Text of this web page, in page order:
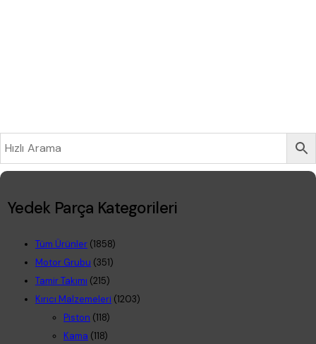
Yedek Parça Kategorileri
Tüm Ürünler (1858)
Motor Grubu (351)
Tamir Takımı (215)
Kırıcı Malzemeleri (1203)
Piston (118)
Kama (118)